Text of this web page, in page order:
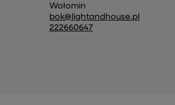
Wołomin
bok@lightandhouse.pl
222660647